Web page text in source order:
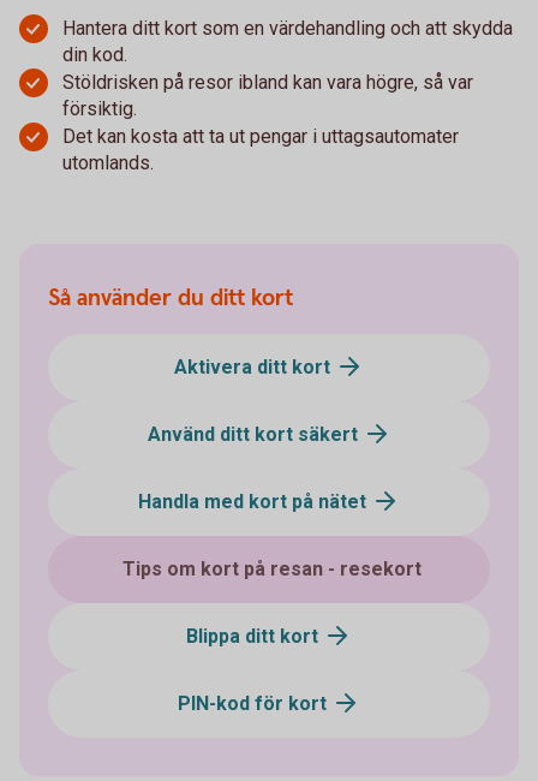
Hantera ditt kort som en värdehandling och att skydda
din kod.
Stöldrisken på resor ibland kan vara högre, så var
försiktig.
Det kan kosta att ta ut pengar i uttagsautomater
utomlands.
Så använder du ditt kort
Aktivera ditt kort
Använd ditt kort säkert
Handla med kort på nätet
Tips om kort på resan - resekort
Blippa ditt kort
PIN-kod för kort